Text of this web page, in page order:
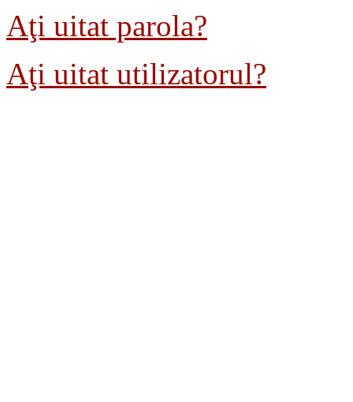
Aţi uitat parola?
Aţi uitat utilizatorul?